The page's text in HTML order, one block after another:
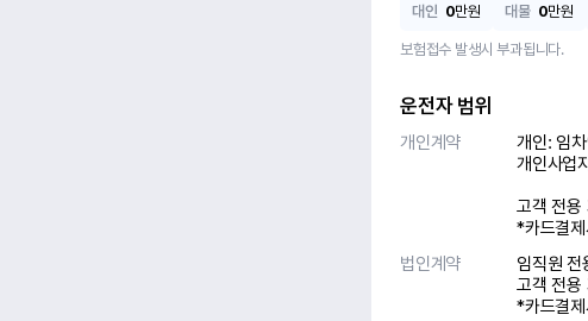
대인 0만원 대물 0만원
보험접수 발생시 부과됩니다.
운전자 범위
개인계약
개인: 임
개인사업
고객 전용
*카드결
법인계약
임직원 전
고객 전용
*카드결